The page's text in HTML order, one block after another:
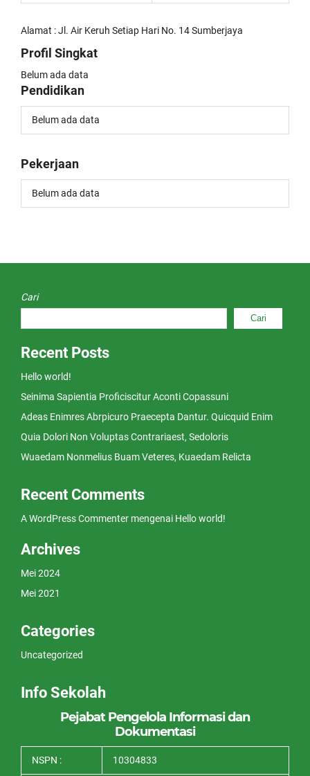
Alamat : Jl. Air Keruh Setiap Hari No. 14 Sumberjaya
Profil Singkat
Belum ada data
Pendidikan
Belum ada data
Pekerjaan
Belum ada data
Cari
Cari
Recent Posts
Hello world!
Seinima Sapientia Proficiscitur Aconti Copassuni
Adeas Enimres Abrpicuro Praecepta Dantur. Quicquid Enim
Quia Dolori Non Voluptas Contrariaest, Sedoloris
Wuaedam Nonmelius Buam Veteres, Kuaedam Relicta
Recent Comments
A WordPress Commenter mengenai Hello world!
Archives
Mei 2024
Mei 2021
Categories
Uncategorized
Info Sekolah
Pejabat Pengelola Informasi dan
Dokumentasi
NSPN : 10304833